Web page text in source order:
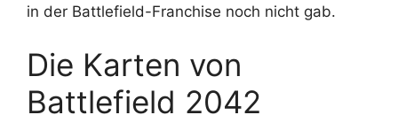
in der Battlefield-Franchise noch nicht gab.
Die Karten von
Battlefield 2042